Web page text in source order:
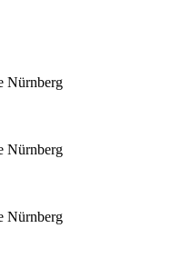
Nürnberg
Nürnberg
Nürnberg